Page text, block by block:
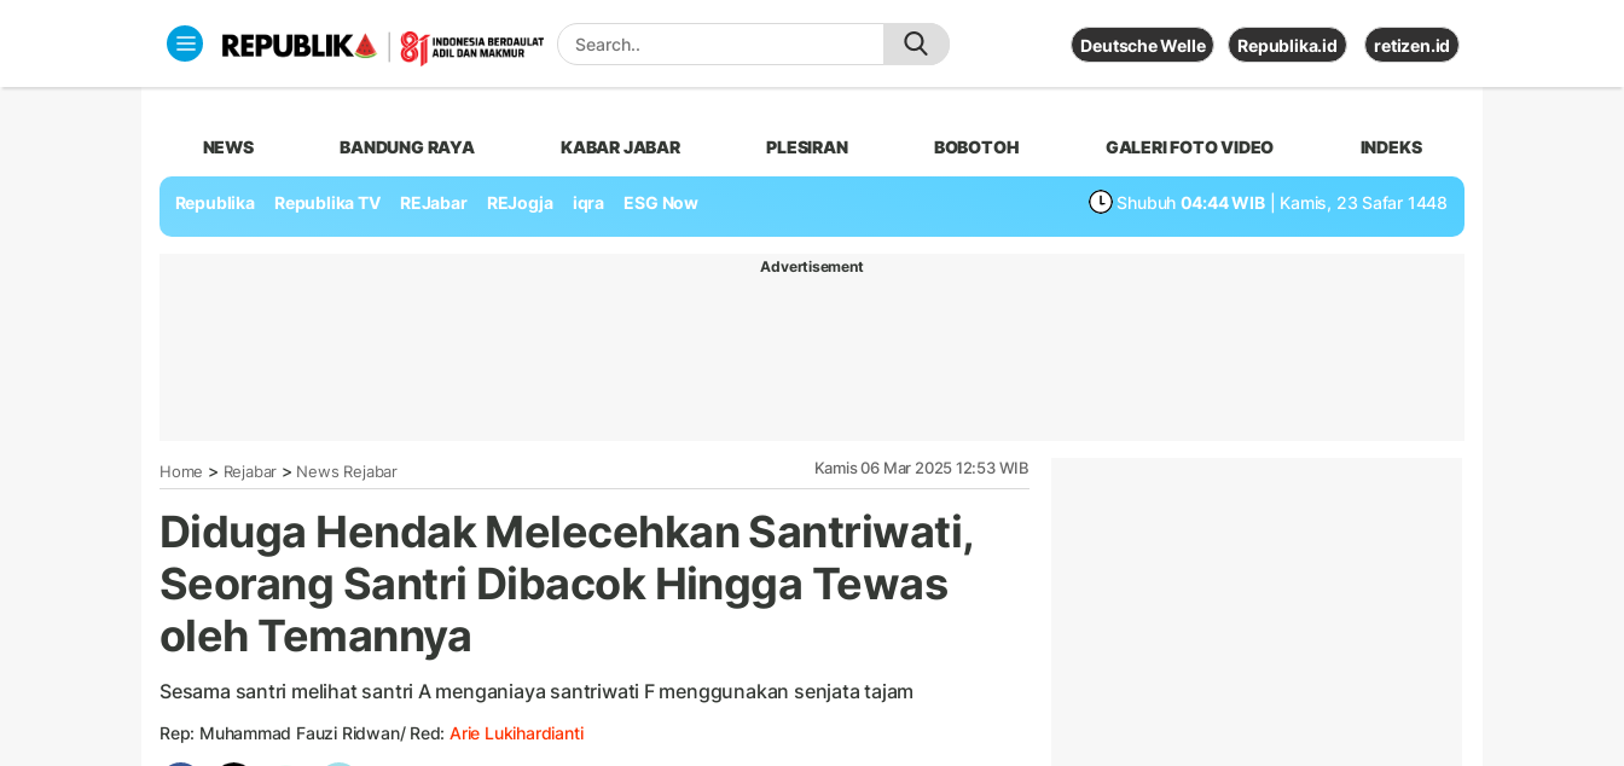
Deutsche Welle Republika.id retizen.id
NEWS BANDUNG RAYA KABAR JABAR PLESIRAN BOBOTOH GALERI FOTO VIDEO INDEKS
Republika Republika TV REJabar REJogja iqra ESG Now Shubuh 04:44 WIB | Kamis, 23 Safar 1448
Advertisement
Home > Rejabar > News Rejabar Kamis 06 Mar 2025 12:53 WIB
Diduga Hendak Melecehkan Santriwati,
Seorang Santri Dibacok Hingga Tewas
oleh Temannya
Sesama santri melihat santri A menganiaya santriwati F menggunakan senjata tajam
Rep: Muhammad Fauzi Ridwan/ Red:Arie Lukihardianti